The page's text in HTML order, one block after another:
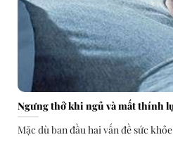
Ngưng thở khi ngủ và mất thính
Mặc dù ban đầu hai vấn đề sức